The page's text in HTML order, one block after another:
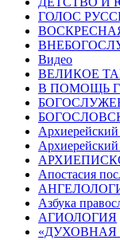
ГОЛОС
Видео
ВЕЛИКОЕ
В ПОМОЩЬ
Апостасия
Азбука
АГИОЛОГИЯ
«ДУХОВНАЯ